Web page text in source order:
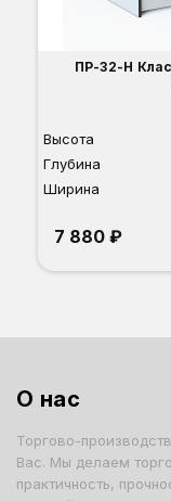
ПР-32-Н
Высота
Глубина
Ширина
7 880 ₽
О нас
Торгово-
Вас. Мы делаем
практичность,